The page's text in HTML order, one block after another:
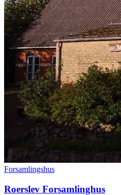
Forsamlingshus
Roerslev Forsamlinghus